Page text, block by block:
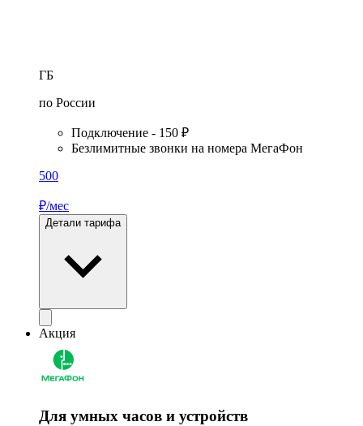
ГБ
по России
Подключение - 150 ₽
Безлимитные звонки на номера МегаФон
500
₽/мес
Детали тарифа
Акция
Для умных часов и устройств